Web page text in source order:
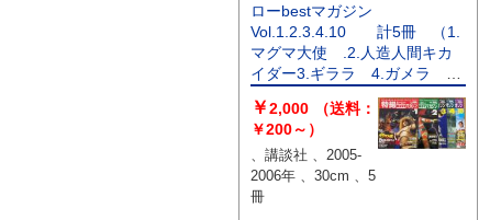
ローbestマガジン
Vol.1.2.3.4.10 計5冊 （1.
マグマ大使 .2.人造人間キカ
イダー3.ギララ 4.ガメラ
10.怪奇大作戦） ＜Kodansha
official file magazine＞
￥2,000
（送料：
￥200～）
、講談社 、2005-
2006年 、30cm 、5
冊